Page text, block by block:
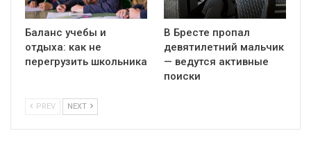
Баланс учебы и
отдыха: как не
перегрузить школьника
В Бресте пропал
девятилетний мальчик
— ведутся активные
поиски
PREV NEXT